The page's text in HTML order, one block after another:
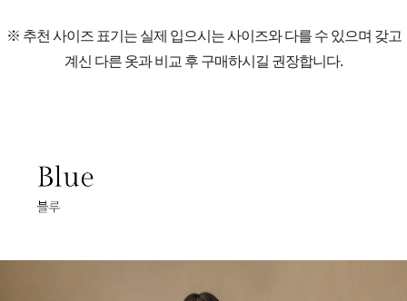
※ 추천 사이즈 표기는 실제 입으시는 사이즈와 다를 수 있으며 갖고
계신 다른 옷과 비교 후 구매하시길 권장합니다.